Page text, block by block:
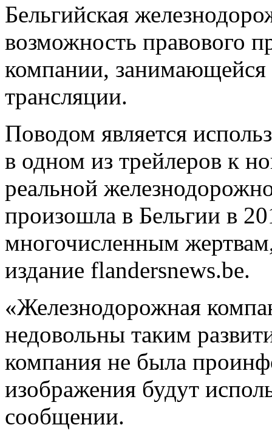
Бельгийская
возможность правового
компании, занимающейся
трансляции.
Поводом является
в одном из трейлеров к
реальной
произошла в Бельгии в
многочисленным
издание flandersnews.be.
«Железнодорожная
недовольны таким
компания не была
изображения будут
сообщении.